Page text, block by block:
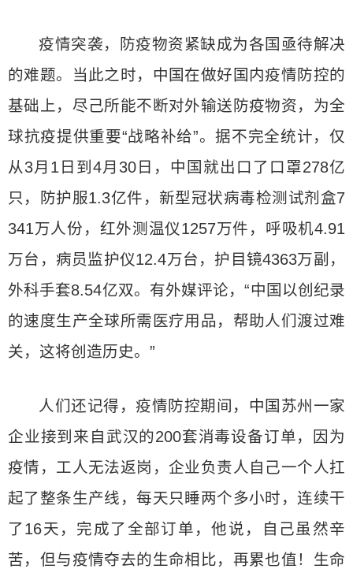
疫情突袭，防疫物资紧缺成为各国亟待解决
的难题。当此之时，中国在做好国内疫情防控的
基础上，尽己所能不断对外输送防疫物资，为全
球抗疫提供重要“战略补给”。据不完全统计，仅
从3月1日到4月30日，中国就出口了口罩278亿
只，防护服1.3亿件，新型冠状病毒检测试剂盒7
341万人份，红外测温仪1257万件，呼吸机4.91
万台，病员监护仪12.4万台，护目镜4363万副，
外科手套8.54亿双。有外媒评论，“中国以创纪录
的速度生产全球所需医疗用品，帮助人们渡过难
关，这将创造历史。”
人们还记得，疫情防控期间，中国苏州一家
企业接到来自武汉的200套消毒设备订单，因为
疫情，工人无法返岗，企业负责人自己一个人扛
起了整条生产线，每天只睡两个多小时，连续干
了16天，完成了全部订单，他说，自己虽然辛
苦，但与疫情夺去的生命相比，再累也值！生命